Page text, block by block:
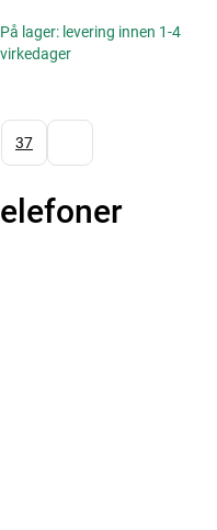
På lager: levering innen 1-4
virkedager
37